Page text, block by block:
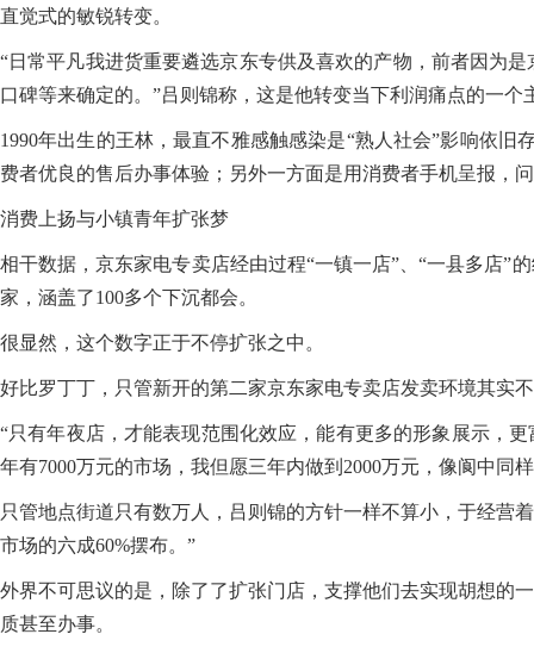
直觉式的敏锐转变。
“日常平凡我进货重要遴选京东专供及喜欢的产物，前者因为
口碑等来确定的。”吕则锦称，这是他转变当下利润痛点的一个
1990年出生的王林，最直不雅感触感染是“熟人社会”影响依
费者优良的售后办事体验；另外一方面是用消费者手机呈报，
消费上扬与小镇青年扩张梦
相干数据，京东家电专卖店经由过程“一镇一店”、“一县多店”
家，涵盖了100多个下沉都会。
很显然，这个数字正于不停扩张之中。
好比罗丁丁，只管新开的第二家京东家电专卖店发卖环境其
“只有年夜店，才能表现范围化效应，能有更多的形象展示，
年有7000万元的市场，我但愿三年内做到2000万元，像阆中同
只管地点街道只有数万人，吕则锦的方针一样不算小，于经营
市场的六成60%摆布。”
外界不可思议的是，除了了扩张门店，支撑他们去实现胡想的
质甚至办事。